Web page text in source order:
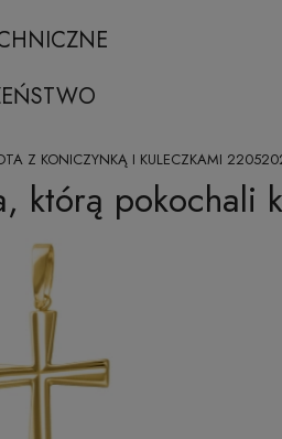
Z KONICZYNKĄ I KULECZKAMI
którą pokochali